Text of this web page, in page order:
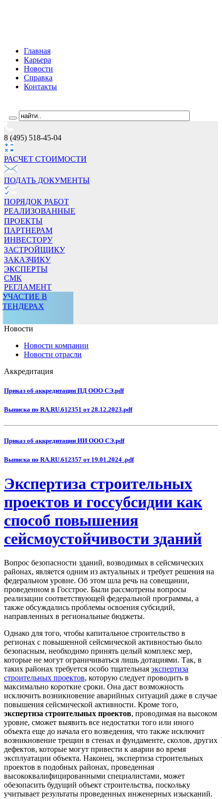
Главная
Карьера
Новости
Справка
Контакты
8 (495) 518-45-04
РАСЧЕТ СТОИМОCТИ
ПОДАТЬ ДОКУМЕНТЫ
ПОРЯДОК РАБОТ
РЕАЛИЗОВАННЫЕ
ПРОЕКТЫ
ПАРТНЕРАМ
ИНВЕСТОРУ
ЗАСТРОЙЩИКУ
ЗАКАЗЧИКУ
ЭКСПЕРТЫ
СМК
РЕГЛАМЕНТ
УЧАСТИЕ В
ТЕНДЕРАХ
Новости
Новости компании
Новости отрасли
Аккредитация
Приказ об аккредитации ПД ООО СЭ.pdf
Выписка по RA.RU.612351 от 28.12.2023.pdf
Приказ об аккредитации ИИ ООО СЭ.pdf
Выписка по RA.RU.612357 от 19.01.2024 .pdf
Экспертиза строительных
проектов и госсубсидии как
способ повышения
сейсмоустойчивости зданий
Вопрос безопасности зданий, возводимых в сейсмических
районах, является одним из актуальных и требует решения на
федеральном уровне. Об этом шла речь на совещании,
проведенном в Госстрое. Были рассмотрены вопросы
реализации соответствующей федеральной программы, а
также обсуждались проблемы освоения субсидий,
направленных в региональные бюджеты.
Однако для того, чтобы капитальное строительство в
регионах с повышенной сейсмической активностью было
безопасным, необходимо принять целый комплекс мер,
которые не могут ограничиваться лишь дотациями. Так, в
таких районах требуется особо тщательная экспертиза
строительных проектов, которую следует проводить в
максимально короткие сроки. Она даст возможность
исключить возникновение аварийных ситуаций даже в случае
повышения сейсмической активности. Кроме того,
экспертиза строительных проектов, проводимая на высоком
уровне, сможет выявить все недостатки того или иного
объекта еще до начала его возведения, что также исключит
возникновение трещин в стенах и фундаменте, сколов, других
дефектов, которые могут привести к аварии во время
эксплуатации объекта. Наконец, экспертиза строительных
проектов в подобных районах, проведенная
высококвалифицированными специалистами, может
обезопасить будущий объект строительства, поскольку
учитывает результаты проведенных инженерных изысканий.